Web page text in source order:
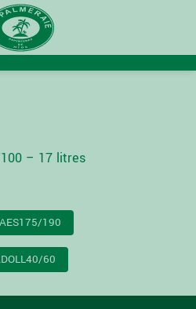
100 – 17 litres
190
60